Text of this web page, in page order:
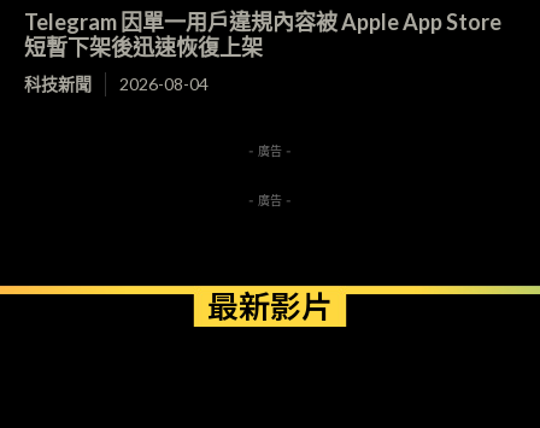
Telegram 因單一用戶違規內容被 Apple App Store
短暫下架後迅速恢復上架
科技新聞 2026-08-04
- 廣告 -
- 廣告 -
最新影片